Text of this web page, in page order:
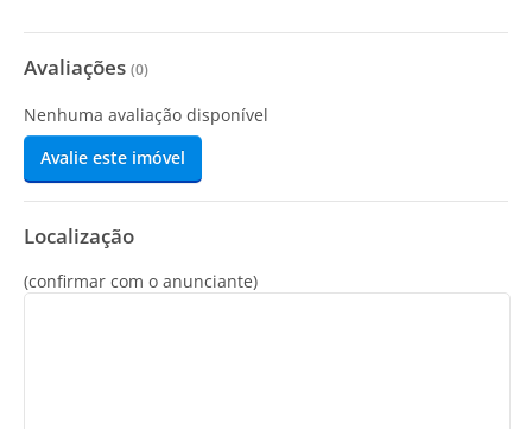
Avaliações (0)
Nenhuma avaliação disponível
Avalie este imóvel
Localização
(confirmar com o anunciante)